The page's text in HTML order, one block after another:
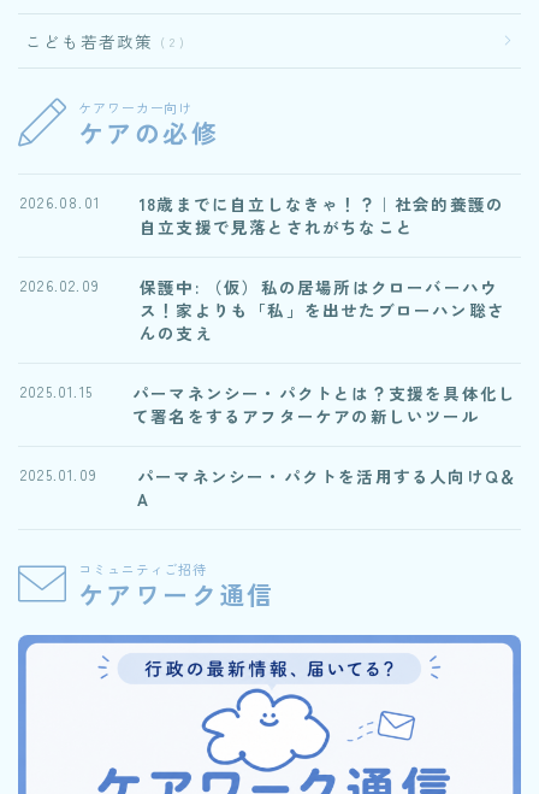
こども若者政策 2
ケアワーカー向け
ケアの必修
18歳までに自立しなきゃ！？｜社会的養護の
自立支援で見落とされがちなこと
2026.08.01
保護中: （仮）私の居場所はクローバーハウ
ス！家よりも「私」を出せたブローハン聡さ
んの支え
2026.02.09
パーマネンシー・パクトとは？支援を具体化し
て署名をするアフターケアの新しいツール
2025.01.15
パーマネンシー・パクトを活用する人向けQ＆
A
2025.01.09
コミュニティご招待
ケアワーク通信